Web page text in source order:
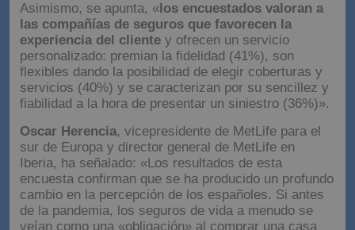
Asimismo, se apunta, « los encuestados valoran a
las compañías de seguros que favorecen la
experiencia del cliente y ofrecen un servicio
personalizado: premian la fidelidad (41%), son
flexibles dando la posibilidad de elegir coberturas y
servicios (40%) y se caracterizan por su sencillez y
fiabilidad a la hora de presentar un siniestro (36%)».
Oscar Herencia, vicepresidente de MetLife para el
sur de Europa y director general de MetLife en
Iberia, ha señalado: «Los resultados de esta
encuesta confirman que se ha producido un profundo
cambio en la percepción de los españoles. Si antes
de la pandemia, los seguros de vida a menudo se
veían como una «obligación» al comprar una casa